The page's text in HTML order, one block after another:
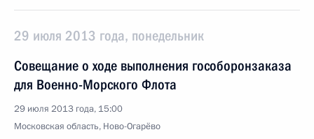
29 июля 2013 года, понедельник
Совещание о ходе выполнения гособоронзаказа
для Военно-Морского Флота
29 июля 2013 года, 15:00
Московская область, Ново-Огарёво